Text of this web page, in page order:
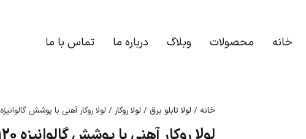
خانه محصولات وبلاگ درباره ما تماس با ما
خانه / لولا تابلو برق / لولا روکار / لولا روکار آهنی با پوشش گالوانیزه KL60x120